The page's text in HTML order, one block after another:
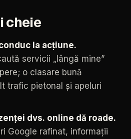
cheie
la acțiune.
servicii „lângă mine”
o clasare bună
trafic pietonal și apeluri
dvs. online dă roade.
Google rafinat, informații